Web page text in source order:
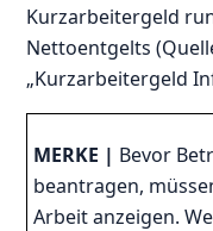
Kurzarbeitergeld
Nettoentgelts
„Kurzarbeitergeld
MERKE | Bevor
beantragen,
Arbeit anzeigen.